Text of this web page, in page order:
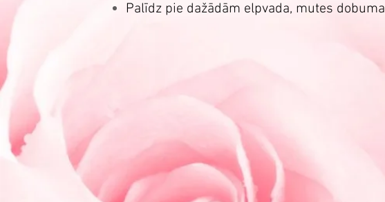
Palīdz pie dažādām elpvada, mutes